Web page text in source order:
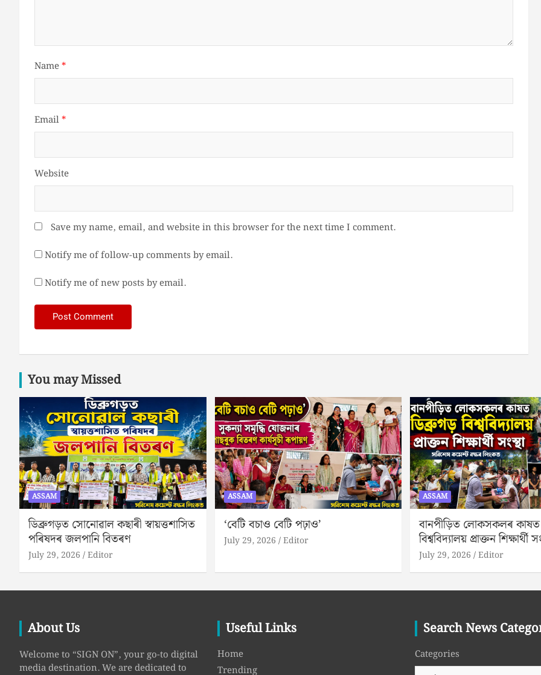
Name*
Email*
Website
Save my name, email, and website in this browser for the next time I comment.
Notify me of follow-up comments by email.
Notify me of new posts by email.
You may Missed
ASSAM
ডিব্ৰুগড়ত সোনোৱাল কছাৰী স্বায়ত্তশাসিত
পৰিষদৰ জলপানি বিতৰণ
July 29, 2026 Editor
ASSAM
‘বেটি বচাও বেটি পঢ়াও’
July 29, 2026 Editor
ASSAM
বানপীড়িত লোকসকলৰ
বিশ্ববিদ্যালয় প্ৰাক্তন শিক্ষাৰ্থী
July 29, 2026 Editor
About Us
Welcome to “SIGN ON”, your go-to digital
media destination. We are dedicated to
Useful Links
Home
Trending
Search News
Categories